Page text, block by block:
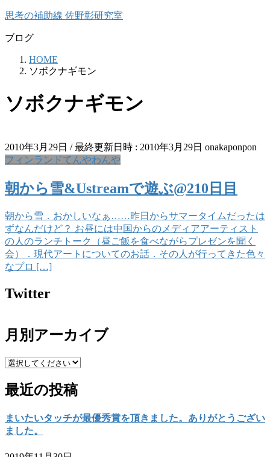
コ
テ
キ
ナ
ゲ
に
思考の補助線 佐野彰研究室
ブログ
HOME
ソボクナギモン
ソボクナギモン
2010年3月29日 / 最終更新日時 : 2010年3月29日 onakaponpon
フィンランドてんやわんや
朝から雪&Ustreamで遊ぶ@210日目
朝から雪．おかしいなぁ……昨日からサマータイムだったは
ずなんだけど？ お昼には中国からのメディアアーティスト
の人のランチトーク（昼ご飯を食べながらプレゼンを聞く
会）．現代アートについてのお話．その人が行ってきた色々
なプロ […]
Twitter
月別アーカイブ
最近の投稿
まいたいタッチが最優秀賞を頂きました。ありがとうござい
ました。